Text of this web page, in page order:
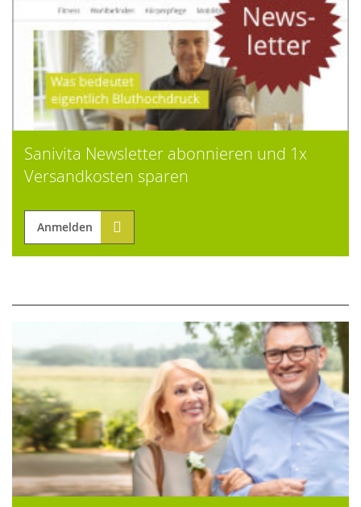
Sanivita Newsletter abonnieren und 1x
Versandkosten sparen
Anmelden